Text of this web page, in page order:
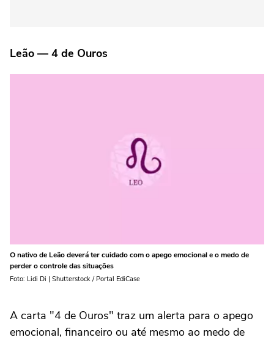
Leão — 4 de Ouros
O nativo de Leão deverá ter cuidado com o apego emocional e o medo de
perder o controle das situações
Foto: Lidi Di | Shutterstock / Portal EdiCase
A carta "4 de Ouros" traz um alerta para o apego
emocional, financeiro ou até mesmo ao medo de